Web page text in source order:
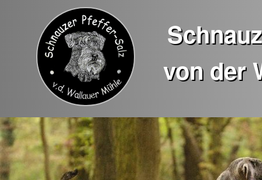
von der